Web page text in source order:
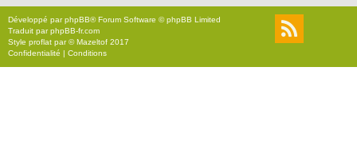
c
r
Développé parphpBB® Forum Software © phpBB Limited
Traduit parphpBB-fr.com
Style proflat par ©Mazeltof 2017
Confidentialité | Conditions